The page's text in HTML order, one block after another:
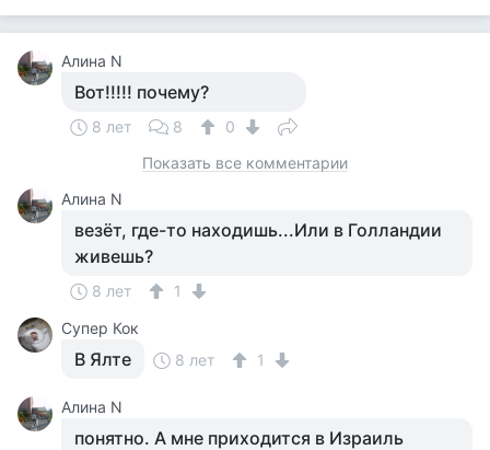
Алина N
Вот!!!!! почему?
8 лет 8
0
Показать все комментарии
Алина N
везёт, где-то находишь...Или в Голландии
живешь?
8 лет
1
Супер Кок
В Ялте 8 лет 1
Алина N
понятно. А мне приходится в Израиль